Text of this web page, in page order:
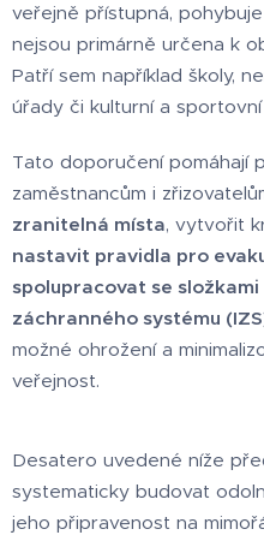
veřejně přístupná,
nejsou primárně určena k
Patří sem například školy,
úřady či kulturní a sportovní
Tato doporučení pomáhají
zaměstnancům i
zranitelná místa, vytvořit
nastavit pravidla pro
spolupracovat se
záchranného systému
možné ohrožení a
veřejnost.
Desatero uvedené níže
systematicky budovat
jeho připravenost na